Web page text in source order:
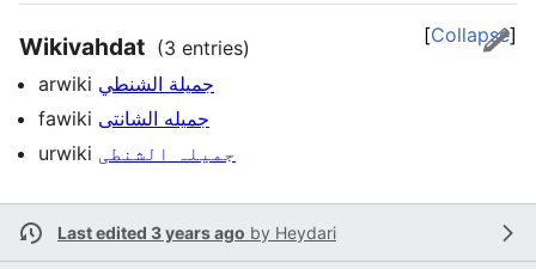
Collapse
Wikivahdat (3 entries)
arwiki جميلة الشنطي
fawiki جمیله الشانتی
urwiki جمیلہ الشنطی
Last edited 3 years ago by Heydari